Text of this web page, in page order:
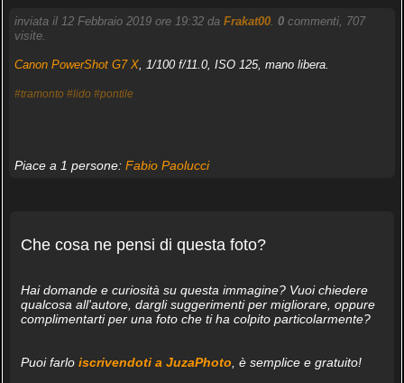
inviata il 12 Febbraio 2019 ore 19:32 da Frakat00. 0commenti, 707
visite.
Canon PowerShot G7 X, 1/100 f/11.0, ISO 125, mano libera.
#tramonto #lido #pontile
Piace a 1 persone: Fabio Paolucci
Che cosa ne pensi di questa foto?
Hai domande e curiosità su questa immagine? Vuoi chiedere
qualcosa all'autore, dargli suggerimenti per migliorare, oppure
complimentarti per una foto che ti ha colpito particolarmente?
Puoi farlo iscrivendoti a JuzaPhoto, è semplice e gratuito!